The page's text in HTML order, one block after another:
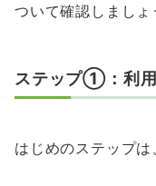
ついて確認しましょ
ステップ①：利
はじめのステップは